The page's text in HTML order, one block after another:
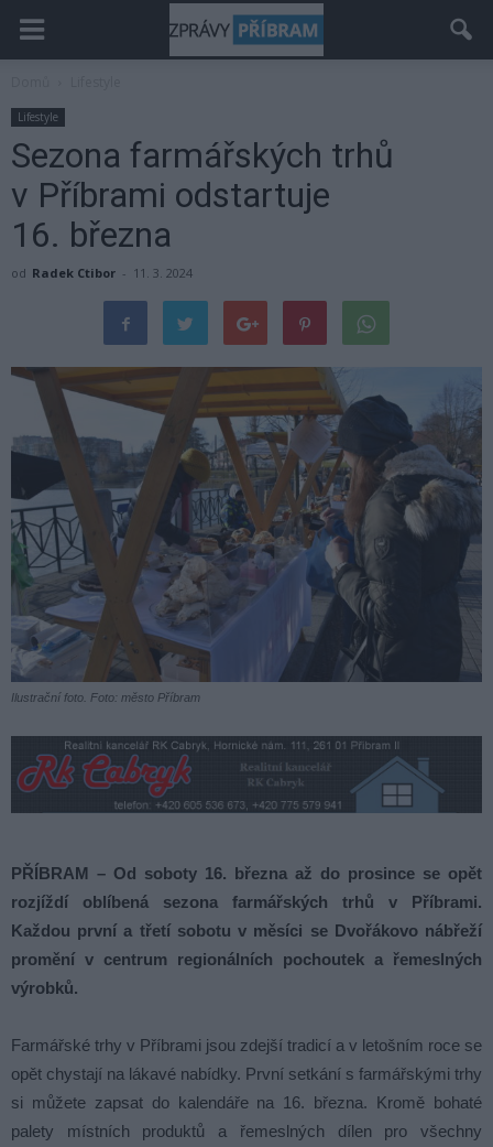
Lifestyle
Sezona farmářských trhů
v Příbrami odstartuje
16. března
od Radek Ctibor - 11. 3. 2024
Ilustrační foto. Foto: město Příbram
PŘÍBRAM – Od soboty 16. března až do prosince se opět
rozjíždí oblíbená sezona farmářských trhů v Příbrami.
Každou první a třetí sobotu v měsíci se Dvořákovo nábřeží
promění v centrum regionálních pochoutek a řemeslných
výrobků.
Farmářské trhy v Příbrami jsou zdejší tradicí a v letošním roce se
opět chystají na lákavé nabídky. První setkání s farmářskými trhy
si můžete zapsat do kalendáře na 16. března. Kromě bohaté
palety místních produktů a řemeslných dílen pro všechny